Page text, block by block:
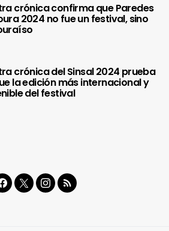
crónica confirma que Paredes
2024 no fue un festival, sino
crónica del Sinsal 2024 prueba
la edición más internacional y
del festival